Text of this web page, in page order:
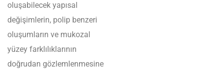
oluşabilecek yapısal
değişimlerin, polip benzeri
oluşumların ve mukozal
yüzey farklılıklarının
doğrudan gözlemlenmesine